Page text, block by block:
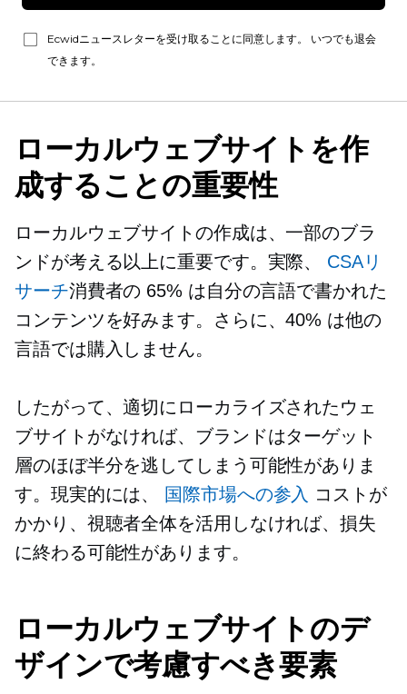
Ecwidニュースレターを受け取ることに同意します。 いつでも退会
できます。
ローカルウェブサイトを作
成することの重要性
ローカルウェブサイトの作成は、一部のブラ
ンドが考える以上に重要です。実際、 CSAリ
サーチ消費者の 65% は自分の言語で書かれた
コンテンツを好みます。さらに、40% は他の
言語では購入しません。
したがって、適切にローカライズされたウェ
ブサイトがなければ、ブランドはターゲット
層のほぼ半分を逃してしまう可能性がありま
す。現実的には、
国際市場への参入 コストが
かかり、視聴者全体を活用しなければ、損失
に終わる可能性があります。
ローカルウェブサイトのデ
ザインで考慮すべき要素